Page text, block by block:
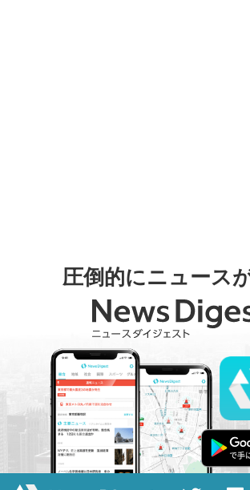
圧倒的にニュース